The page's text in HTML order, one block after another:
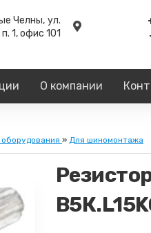
Челны, ул.
1, офис 101
О компании
» Для шиномонтажа